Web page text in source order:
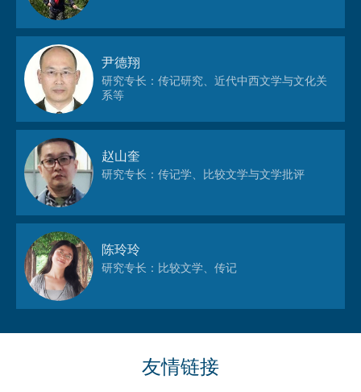
尹德翔
研究专长：传记研究、近代中西文学与文化关
系等
赵山奎
研究专长：传记学、比较文学与文学批评
陈玲玲
研究专长：比较文学、传记
友情链接